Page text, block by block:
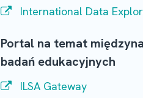
International Data
Portal na temat
badań edukacyjnych
ILSA Gateway